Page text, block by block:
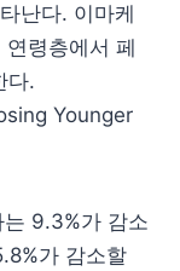
난다. 이마케
령층에서 페
다.
Younger
는 9.3%가 감소
가 감소할